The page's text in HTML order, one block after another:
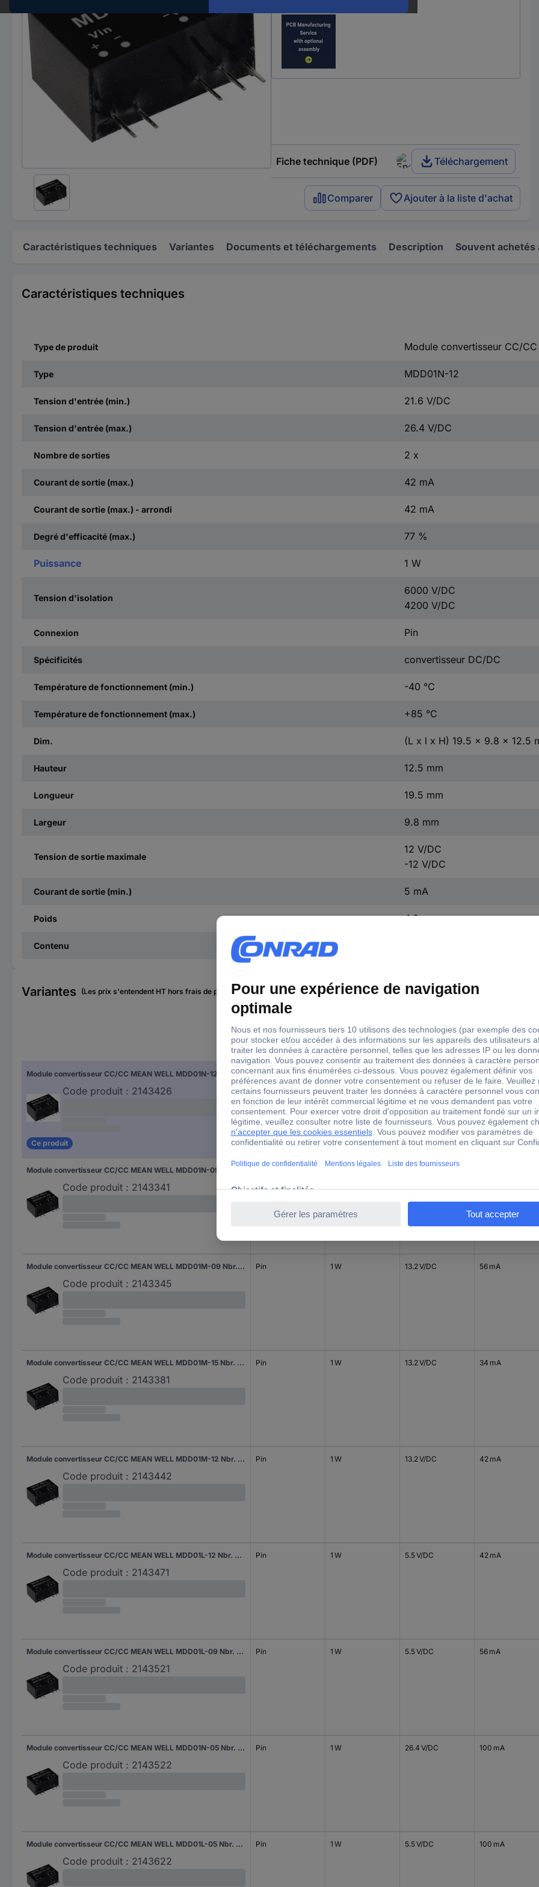
Fiche technique (PDF) Téléchargement
Comparer Ajouter à la liste d'achat
Caractéristiques techniques Variantes Documents et téléchargements Description Souvent achetés
Caractéristiques techniques
Type de produit Module convertisseur CC/CC
Type MDD01N-12
Tension d'entrée (min.) 21.6 V/DC
Tension d'entrée (max.) 26.4 V/DC
Nombre de sorties 2 x
Courant de sortie (max.) 42 mA
Courant de sortie (max.) - arrondi 42 mA
Degré d'efficacité (max.) 77 %
Puissance 1 W
Tension d'isolation
6000 V/DC
4200 V/DC
Connexion Pin
Spécificités convertisseur DC/DC
Température de fonctionnement (min.) -40 °C
Température de fonctionnement (max.) +85 °C
Dim. (L x l x H) 19.5 x 9.8 x 12.5
Hauteur 12.5 mm
Longueur 19.5 mm
Largeur 9.8 mm
Tension de sortie maximale
12 V/DC
-12 V/DC
Courant de sortie (min.) 5 mA
Poids 4.2 g
Contenu
Variantes (Les prix s'entendent HT hors frais de port)
Connexion Puissance
Tension d'entrée
(max.)
Courant de sortie
(max.) - arrondi
Module convertisseur CC/CC MEAN WELL MDD01N-12 Nbr. de sorties: 2 x 42 mA 1 W 1 pc(s)
Code produit : 2143426
Ce produit
Pin 1 W 26.4 V/DC 42 mA
Code produit : 2143341
Module convertisseur CC/CC MEAN WELL MDD01M-09 Nbr. de sorties: 2 x 56 mA 1 W 1 pc(s)
Code produit : 2143345
Pin 1 W 13.2 V/DC 56 mA
Module convertisseur CC/CC MEAN WELL MDD01M-15 Nbr. de sorties: 2 x 34 mA 1 W 1 pc(s)
Code produit : 2143381
Pin 1 W 13.2 V/DC 34 mA
Module convertisseur CC/CC MEAN WELL MDD01M-12 Nbr. de sorties: 2 x 42 mA 1 W 1 pc(s)
Code produit : 2143442
Pin 1 W 13.2 V/DC 42 mA
Module convertisseur CC/CC MEAN WELL MDD01L-12 Nbr. de sorties: 2 x 42 mA 1 W 1 pc(s)
Code produit : 2143471
Pin 1 W 5.5 V/DC 42 mA
Module convertisseur CC/CC MEAN WELL MDD01L-09 Nbr. de sorties: 2 x 56 mA 1 W 1 pc(s)
Code produit : 2143521
Pin 1 W 5.5 V/DC 56 mA
Module convertisseur CC/CC MEAN WELL MDD01N-05 Nbr. de sorties: 2 x 100 mA 1 W 1 pc(s)
Code produit : 2143522
Pin 1 W 26.4 V/DC 100 mA
Module convertisseur CC/CC MEAN WELL MDD01L-05 Nbr. de sorties: 2 x 100 mA 1 W 1 pc(s)
Code produit : 2143622
Pin 1 W 5.5 V/DC 100 mA